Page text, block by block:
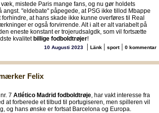
væk, mistede Paris mange fans, og nu gør holdets
angst. "eldebate" påpegede, at PSG ikke tillod Mbappe
at hans skade ikke kunne overføres til Real
er også forvirrende. Alt i alt er alt variabelt på
eneste konstant er trojerudsalgdk, som vil fortsætte
kvalitet billige fodboldtrøjer!
10 Augusti 2023 | Länk | sport| 0 kommentar
Felix
7 Atlético Madrid fodboldtrøje, har vakt interesse fra
at forberede et tilbud til portugiseren, men spilleren vil
og hans ønske er fortsat Barcelona og Europa.